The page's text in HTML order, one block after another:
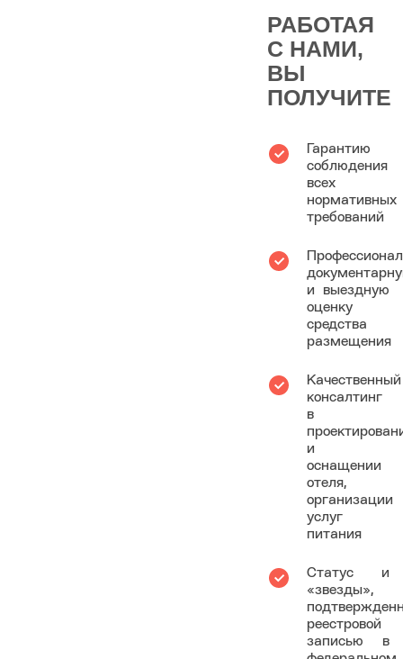
РАБОТАЯ
С НАМИ,
ВЫ
ПОЛУЧИТЕ
Гарантию
соблюдения
всех
нормативных
требований
и выездную
оценку
средства
размещения
Качественный
консалтинг
в
и
оснащении
отеля,
организации
услуг
питания
Статус и
«звезды»,
реестровой
записью в